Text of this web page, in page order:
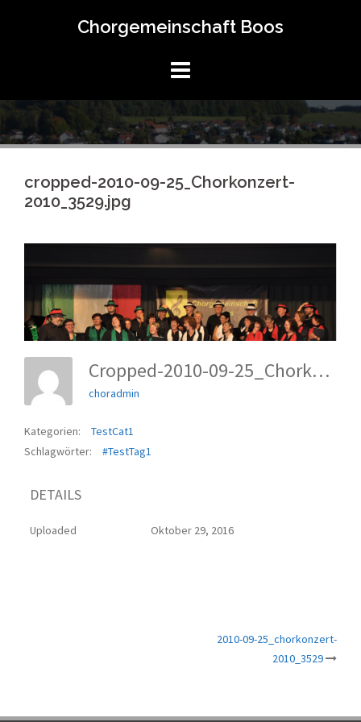
Chorgemeinschaft Boos
cropped-2010-09-25_Chorkonzert-
2010_3529.jpg
Cropped-2010-09-25_Chorkonzert-2010_3529.jpg
choradmin
Kategorien:
TestCat1
Schlagwörter:
#TestTag1
DETAILS
Uploaded Oktober 29, 2016
2010-09-25_chorkonzert-
2010_3529